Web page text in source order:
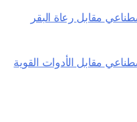
مقابل رعاة البقر
مقابل الأدوات القوية